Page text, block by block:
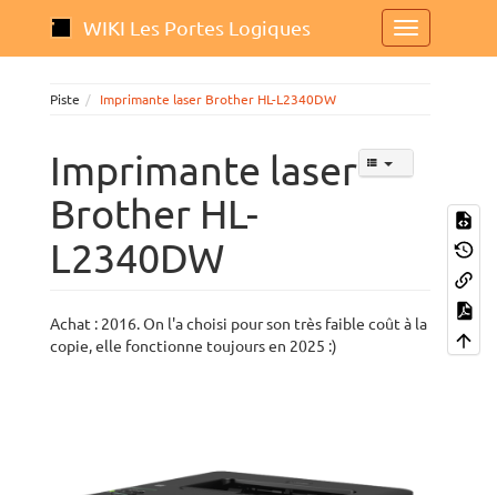
WIKI Les Portes Logiques
Piste Imprimante laser Brother HL-L2340DW
Imprimante laser
Brother HL-
L2340DW
Achat : 2016. On l'a choisi pour son très faible coût à la
copie, elle fonctionne toujours en 2025 :)